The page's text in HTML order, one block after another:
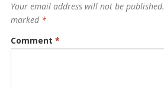
Your email address will not be published.
marked *
Comment *